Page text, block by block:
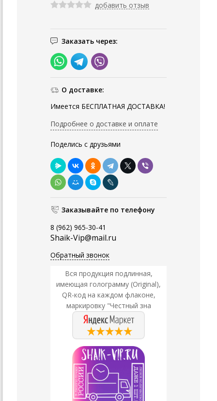
добавить отзыв
Заказать через:
О доставке:
Имеется БЕСПЛАТНАЯ ДОСТАВКА!
Подробнее о доставке и оплате
Поделись с друзьями
Заказывайте по телефону
8 (962) 965-30-41
Shaik-Vip@mail.ru
Обратный звонок
Вся продукция подлинная,
имеющая голограмму (Original),
QR-код на каждом флаконе,
маркировку "Честный зна